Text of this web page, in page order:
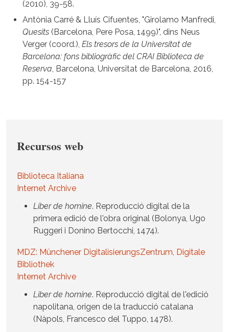
(2010), 39-58.
Antònia Carré & Lluís Cifuentes, "Girolamo Manfredi,
Quesits (Barcelona, Pere Posa, 1499)", dins Neus
Verger (coord.), Els tresors de la Universitat de
Barcelona: fons bibliogràfic del CRAI Biblioteca de
Reserva, Barcelona, Universitat de Barcelona, 2016,
pp. 154-157
Recursos web
Biblioteca Italiana
Internet Archive
Liber de homine. Reproducció digital de la
primera edició de l'obra original (Bolonya, Ugo
Ruggeri i Donino Bertocchi, 1474).
MDZ: Münchener DigitalisierungsZentrum, Digitale
Bibliothek
Internet Archive
Liber de homine. Reproducció digital de l'edició
napolitana, origen de la traducció catalana
(Nàpols, Francesco del Tuppo, 1478).